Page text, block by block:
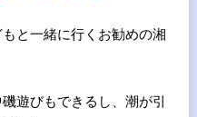
と一緒に行くお勧めの湘
びもできるし、潮が引